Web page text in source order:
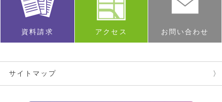
資料請求 アクセス お問い合わせ
サイトマップ